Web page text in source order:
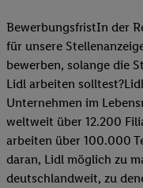
BewerbungsfristIn der
für unsere
bewerben, solange die
Lidl arbeiten
Unternehmen im
weltweit über 12.200
arbeiten über 100.000
daran, Lidl möglich zu
deutschlandweit, zu